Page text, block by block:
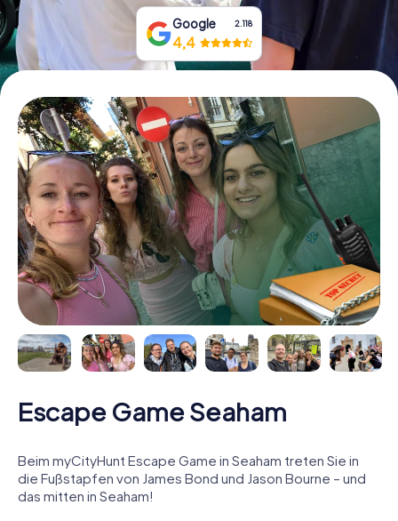
Google 2.118
4,4
Escape Game Seaham
Beim myCityHunt Escape Game in Seaham treten Sie in
die Fußstapfen von James Bond und Jason Bourne – und
das mitten in Seaham!